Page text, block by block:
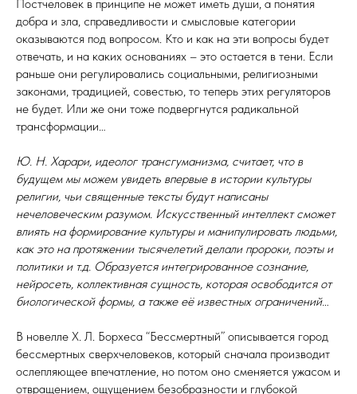
Постчеловек в принципе не может иметь души, а понятия
добра и зла, справедливости и смысловые категории
оказываются под вопросом. Кто и как на эти вопросы будет
отвечать, и на каких основаниях – это остается в тени. Если
раньше они регулировались социальными, религиозными
законами, традицией, совестью, то теперь этих регуляторов
не будет. Или же они тоже подвергнутся радикальной
трансформации…
Ю. Н. Харари, идеолог трансгуманизма, считает, что в
будущем мы можем увидеть впервые в истории культуры
религии, чьи священные тексты будут написаны
нечеловеческим разумом. Искусственный интеллект сможет
влиять на формирование культуры и манипулировать людьми,
как это на протяжении тысячелетий делали пророки, поэты и
политики и т.д. Образуется интегрированное сознание,
нейросеть, коллективная сущность, которая освободится от
биологической формы, а также её известных ограничений…
В новелле Х. Л. Борхеса “Бессмертный” описывается город
бессмертных сверхчеловеков, который сначала производит
ослепляющее впечатление, но потом оно сменяется ужасом и
отвращением, ощущением безобразности и глубокой